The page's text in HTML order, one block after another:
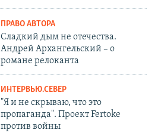
ПРАВО АВТОРА
Сладкий дым не отечества.
Андрей Архангельский – о
романе релоканта
ИНТЕРВЬЮ.СЕВЕР
"Я и не скрываю, что это
пропаганда". Проект Fertoke
против войны